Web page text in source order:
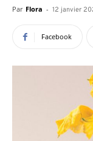
Par Flora - 12 janvier
Facebook